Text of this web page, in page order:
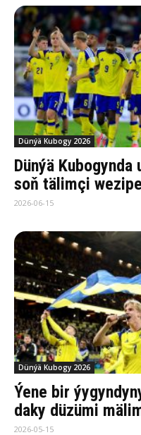
Dünýä Kubogy 2026
Dünýä
soň tälimçi
2026-06-15
Dünýä Kubogy 2026
Ýene bir
daky düzümi
2026-05-15